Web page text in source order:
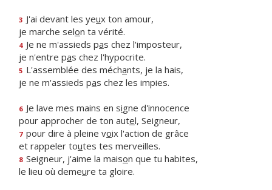
3 J'ai devant les yeux ton amour,
je marche selon ta vérité.
4 Je ne m'assieds pas chez l'imposteur,
je n'entre pas chez l'hypocrite.
5 L'assemblée des méchants, je la hais,
je ne m'assieds pas chez les impies.
6 Je lave mes mains en signe d'innocence
pour approcher de ton autel, Seigneur,
7 pour dire à pleine voix l'action de grâce
et rappeler toutes tes merveilles.
8 Seigneur, j'aime la maison que tu habites,
le lieu où demeure ta gloire.